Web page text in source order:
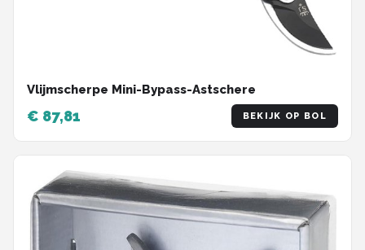
Vlijmscherpe Mini-Bypass-Astschere
€ 87,81 BEKIJK OP BOL